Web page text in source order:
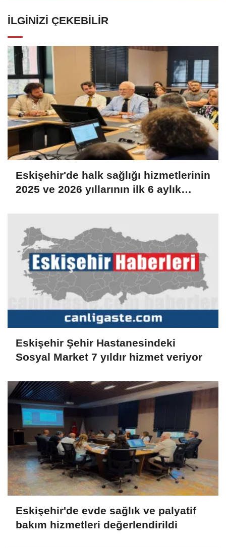
İLGINIZI ÇEKEBILIR
Eskişehir'de halk sağlığı hizmetlerinin
2025 ve 2026 yıllarının ilk 6 aylık
Eskişehir Şehir Hastanesindeki
Sosyal Market 7 yıldır hizmet veriyor
Eskişehir'de evde sağlık ve palyatif
bakım hizmetleri değerlendirildi